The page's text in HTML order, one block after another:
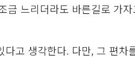
느리더라도 바른길로 가
고 생각한다. 다만, 그 편차